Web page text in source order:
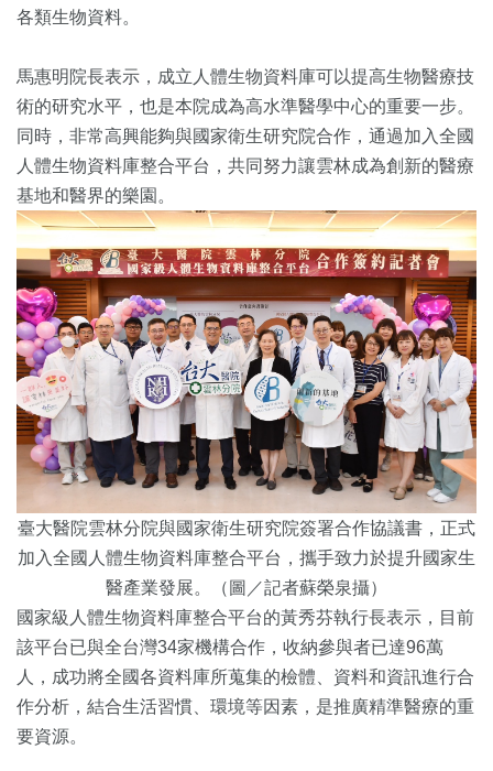
各類生物資料。
馬惠明院長表示，成立人體生物資料庫可以提高生物醫療技
術的研究水平，也是本院成為高水準醫學中心的重要一步。
同時，非常高興能夠與國家衛生研究院合作，通過加入全國
人體生物資料庫整合平台，共同努力讓雲林成為創新的醫療
基地和醫界的樂園。
臺大醫院雲林分院與國家衛生研究院簽署合作協議書，正式
加入全國人體生物資料庫整合平台，攜手致力於提升國家生
醫產業發展。（圖／記者蘇榮泉攝）
國家級人體生物資料庫整合平台的黃秀芬執行長表示，目前
該平台已與全台灣34家機構合作，收納參與者已達96萬
人，成功將全國各資料庫所蒐集的檢體、資料和資訊進行合
作分析，結合生活習慣、環境等因素，是推廣精準醫療的重
要資源。